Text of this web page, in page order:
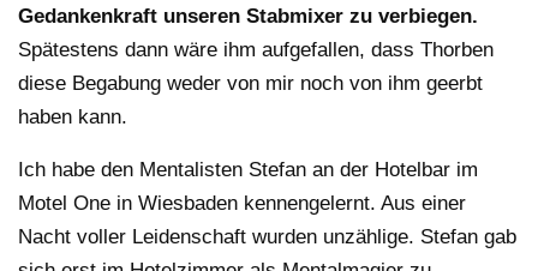
Gedankenkraft unseren Stabmixer zu verbiegen.
Spätestens dann wäre ihm aufgefallen, dass Thorben
diese Begabung weder von mir noch von ihm geerbt
haben kann.
Ich habe den Mentalisten Stefan an der Hotelbar im
Motel One in Wiesbaden kennengelernt. Aus einer
Nacht voller Leidenschaft wurden unzählige. Stefan gab